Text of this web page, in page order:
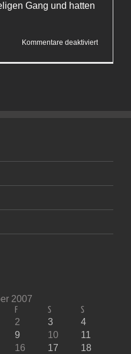
Gang und hatten
Kommentare deaktiviertfür
2007
F S S
2 3
4
9 10
11
16 17
18